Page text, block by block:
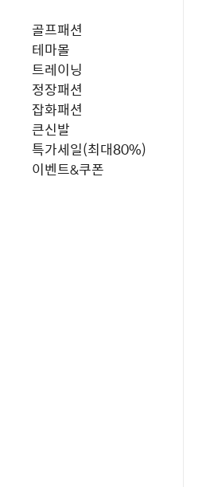
골프패션
테마몰
트레이닝
정장패션
잡화패션
큰신발
특가세일(최대80%)
이벤트&쿠폰